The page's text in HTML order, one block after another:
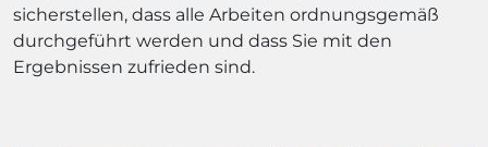
sicherstellen, dass alle Arbeiten ordnungsgemäß
durchgeführt werden und dass Sie mit den
Ergebnissen zufrieden sind.